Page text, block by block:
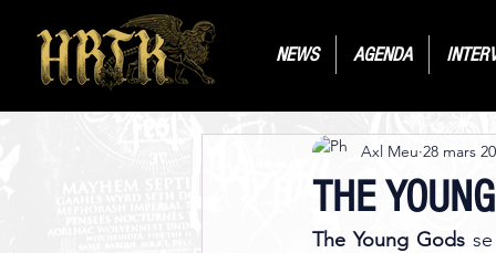
NEWS AGENDA
THE
Axl Meu 28 mars
The Young Gods